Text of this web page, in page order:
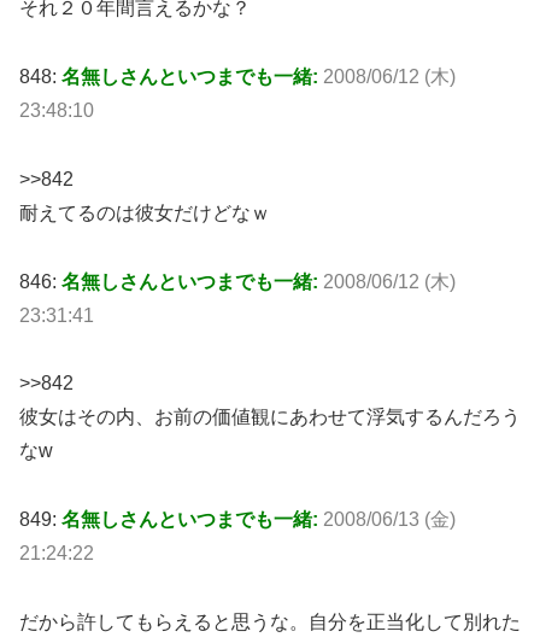
それ２０年間言えるかな？
848: 名無しさんといつまでも一緒: 2008/06/12 (木)
23:48:10
>>842
耐えてるのは彼女だけどなｗ
846: 名無しさんといつまでも一緒: 2008/06/12 (木)
23:31:41
>>842
彼女はその内、お前の価値観にあわせて浮気するんだろう
なw
849: 名無しさんといつまでも一緒: 2008/06/13 (金)
21:24:22
だから許してもらえると思うな。自分を正当化して別れた